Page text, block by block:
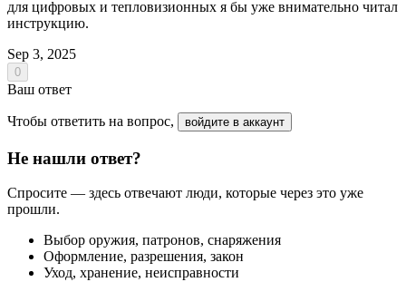
для цифровых и тепловизионных я бы уже внимательно читал
инструкцию.
Sep 3, 2025
0
Ваш ответ
Чтобы ответить на вопрос, войдите в аккаунт
Не нашли ответ?
Спросите — здесь отвечают люди, которые через это уже
прошли.
Выбор оружия, патронов, снаряжения
Оформление, разрешения, закон
Уход, хранение, неисправности